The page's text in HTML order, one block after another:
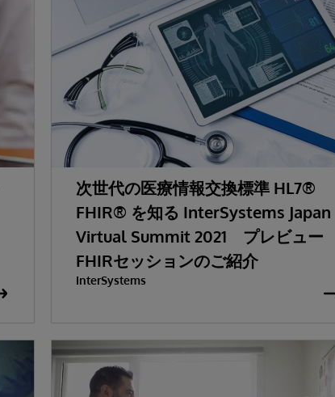
次世代の医療情報交換標準 HL7®
FHIR® を知る InterSystems Japan
Virtual Summit 2021 プレビュー
FHIRセッションのご紹介
InterSystems